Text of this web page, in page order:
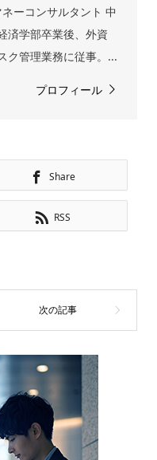
ーコンサルタント 中
済学部卒業後、外資
ク管理業務に従事。...
プロフィール
Share
RSS